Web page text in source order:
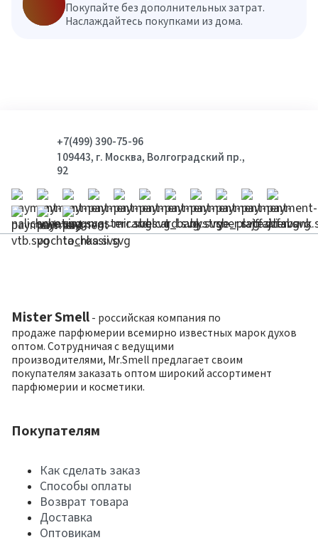
Покупайте без дополнительных затрат.
Наслаждайтесь покупками из дома.
+7(499) 390-75-96
109443, г. Москва, Волгоградский пр.,
92
Mister Smell - российская компания по
продаже парфюмерии всемирно известных марок духов
оптом. Сотрудничая с ведущими
производителями, Mr.Smell предлагает своим
покупателям заказать оптом широкий ассортимент
парфюмерии и косметики.
Покупателям
Как сделать заказ
Способы оплаты
Возврат товара
Доставка
Оптовикам